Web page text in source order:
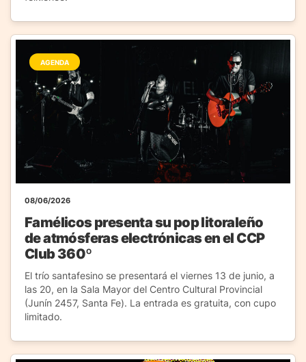
AGENDA
08/06/2026
Famélicos presenta su pop litoraleño
de atmósferas electrónicas en el CCP
Club 360º
El trío santafesino se presentará el viernes 13 de junio, a
las 20, en la Sala Mayor del Centro Cultural Provincial
(Junín 2457, Santa Fe). La entrada es gratuita, con cupo
limitado.